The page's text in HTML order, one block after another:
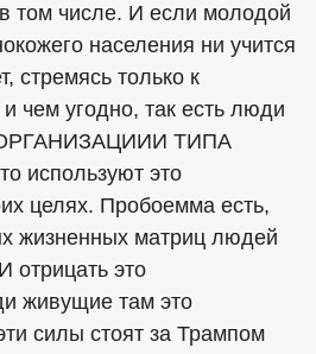
том числе. И если молодой
населения ни учится
стремясь только к
чем угодно, так есть люди
ОРГАНИЗАЦИИИ ТИПА
используют это
целях. Пробоемма есть,
жизненных матриц людей
это
живущие там это
силы стоят за Трампом